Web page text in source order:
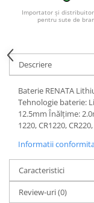
Cabluri de incarcare
electrice
electrice
Accesorii
Turbine eoliene
Acumulatori VRLA
Tractiune / LiFePo4
6-12 V
Baterii si
de 6-12 V
Acumulatori Moto,
Importator și
pentru sute de
Descriere
Baterie RENATA
Tehnologie baterie:
12.5mm Înălțime:
1220, CR1220,
Informatii
Caracteristici
Review-uri(0)